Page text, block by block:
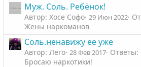
Муж. Соль. Ребёнок!
Автор: Хосе Софо 29 Июн 2022
Жены наркоманов
Соль.ненавижу ее уже
Автор: Лего 28 Фев 2017 Ответы:
Бросаю наркотики!